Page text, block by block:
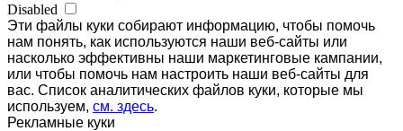
Disabled
Эти файлы куки собирают информацию, чтобы помочь
нам понять, как используются наши веб-сайты или
насколько эффективны наши маркетинговые кампании,
или чтобы помочь нам настроить наши веб-сайты для
вас. Список аналитических файлов куки, которые мы
используем, см. здесь.
Рекламные куки